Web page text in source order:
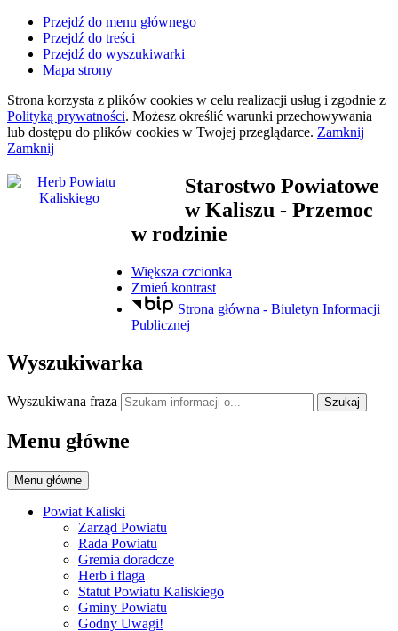
Przejdź do menu głównego
Przejdź do treści
Przejdź do wyszukiwarki
Mapa strony
Strona korzysta z plików cookies w celu realizacji usług i zgodnie z
Polityką prywatności. Możesz określić warunki przechowywania
lub dostępu do plików cookies w Twojej przeglądarce. Zamknij
Zamknij
Starostwo Powiatowe
w Kaliszu - Przemoc
w rodzinie
Większa czcionka
Zmień kontrast
Strona główna - Biuletyn Informacji
Publicznej
Wyszukiwarka
Wyszukiwana fraza Szukaj
Menu główne
Menu główne
Powiat Kaliski
Zarząd Powiatu
Rada Powiatu
Gremia doradcze
Herb i flaga
Statut Powiatu Kaliskiego
Gminy Powiatu
Godny Uwagi!